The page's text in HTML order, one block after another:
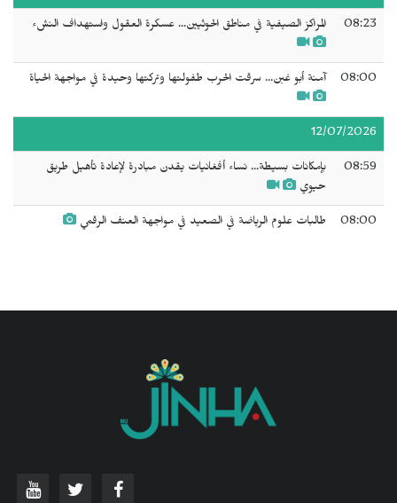
08:23 المراكز الصيفية في مناطق الحوثيين... عسكرة العقول واستهداف النشء
08:00 آمنة أبو غبن... سرقت الحرب طفولتها وتركتها وحيدة في مواجهة الحياة
12/07/2026
08:59
بإمكانات بسيطة... نساء أفغانيات يقدن مبادرة لإعادة تأهيل طريق
حيوي
08:00 طالبات علوم الرياضة في الصعيد في مواجهة العنف الرقمي